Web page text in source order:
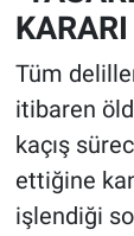
KARARI
Tüm
itibaren
kaçış
ettiğine
işlendiği